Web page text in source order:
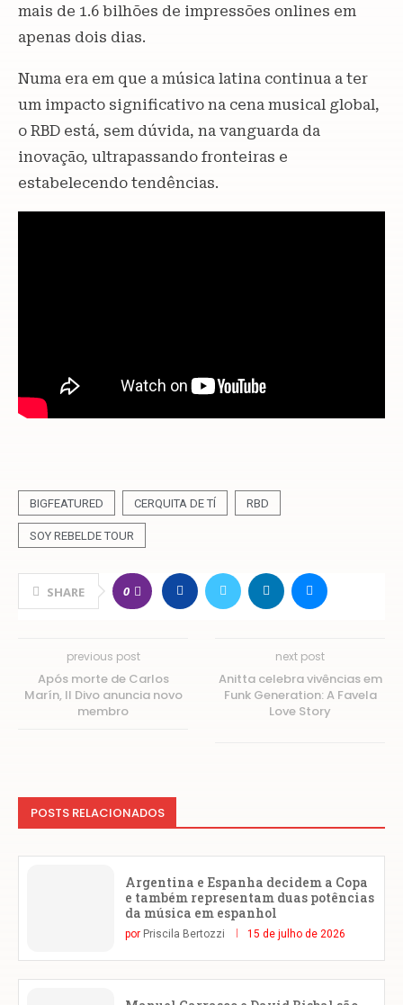
mais de 1.6 bilhões de impressões onlines em
apenas dois dias.
Numa era em que a música latina continua a ter
um impacto significativo na cena musical global,
o RBD está, sem dúvida, na vanguarda da
inovação, ultrapassando fronteiras e
estabelecendo tendências.
BIGFEATURED CERQUITA DE TÍ RBD
SOY REBELDE TOUR
SHARE 0
previous post
Após morte de Carlos
Marín, Il Divo anuncia novo
membro
next post
Anitta celebra vivências em
Funk Generation: A Favela
Love Story
POSTS RELACIONADOS
Argentina e Espanha decidem a Copa
e também representam duas potências
da música em espanhol
por Priscila Bertozzi 15 de julho de 2026